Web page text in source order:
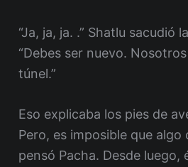
“Ja, ja, ja. .” Shatlu sacudió
“Debes ser nuevo.
túnel.”
Eso explicaba los pies de
Pero, es imposible que algo
pensó Pacha. Desde luego,